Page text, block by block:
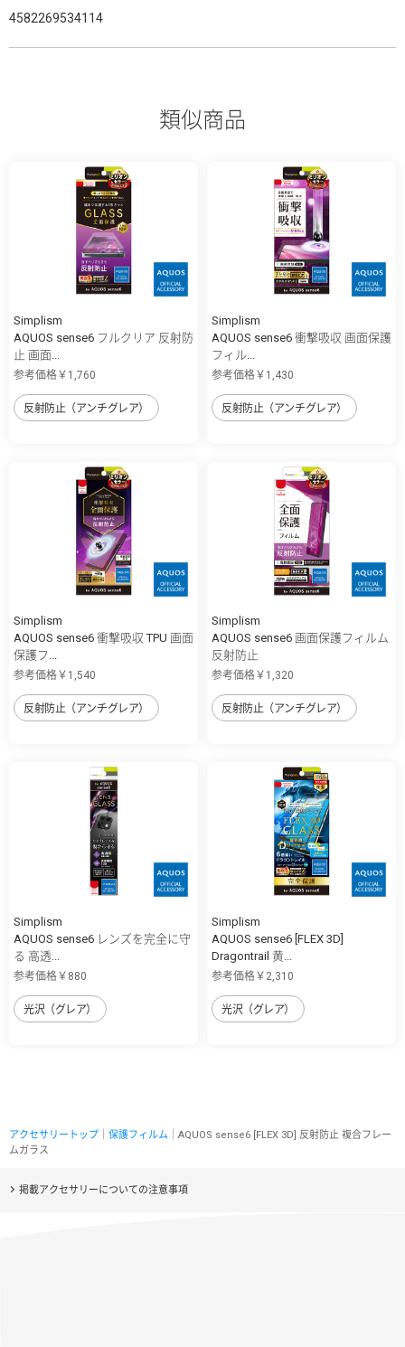
4582269534114
類似商品
Simplism
AQUOS sense6 フルクリア 反射防
止 画面...
参考価格￥1,760
反射防止（アンチグレア）
Simplism
AQUOS sense6 衝撃吸収 画面保護
フィル...
参考価格￥1,430
反射防止（アンチグレア）
Simplism
AQUOS sense6 衝撃吸収 TPU 画面
保護フ...
参考価格￥1,540
反射防止（アンチグレア）
Simplism
AQUOS sense6 画面保護フィルム
反射防止
参考価格￥1,320
反射防止（アンチグレア）
Simplism
AQUOS sense6 レンズを完全に守
る 高透...
参考価格￥880
光沢（グレア）
Simplism
AQUOS sense6 [FLEX 3D]
Dragontrail 黄...
参考価格￥2,310
光沢（グレア）
アクセサリートップ 保護フィルム ｜AQUOS sense6 [FLEX 3D] 反射防止 複合フレー
ムガラス
掲載アクセサリーについての注意事項